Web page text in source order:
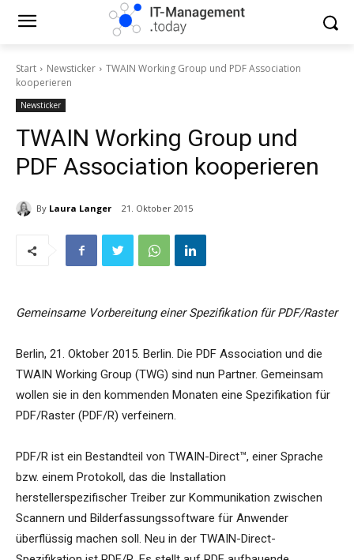
Start Newsticker
TWAIN Working Group und PDF Association
kooperieren
Newsticker
TWAIN Working Group und
PDF Association kooperieren
By Laura Langer 21. Oktober 2015
Gemeinsame Vorbereitung einer Spezifikation für PDF/Raster
Berlin, 21. Oktober 2015. Berlin. Die PDF Association und die
TWAIN Working Group (TWG) sind nun Partner. Gemeinsam
wollen sie in den kommenden Monaten eine Spezifikation für
PDF/Raster (PDF/R) verfeinern.
PDF/R ist ein Bestandteil von TWAIN-Direct™, einer Sprache
bzw. einem Protokoll, das die Installation
herstellerspezifischer Treiber zur Kommunikation zwischen
Scannern und Bilderfassungssoftware für Anwender
überflüssig machen soll. Neu in der TWAIN-Direct-